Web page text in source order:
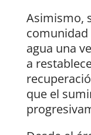
Asimismo,
comunidad
agua una
a
que el